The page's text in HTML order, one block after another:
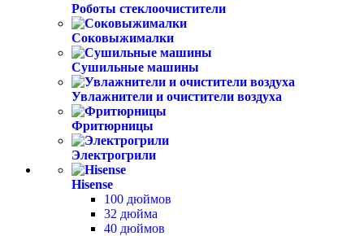
Роботы стеклоочистители
Соковыжималки
Сушильные машины
Увлажнители и очистители воздуха
Фритюрницы
Электрогрили
Hisense
100 дюймов
32 дюйма
40 дюймов